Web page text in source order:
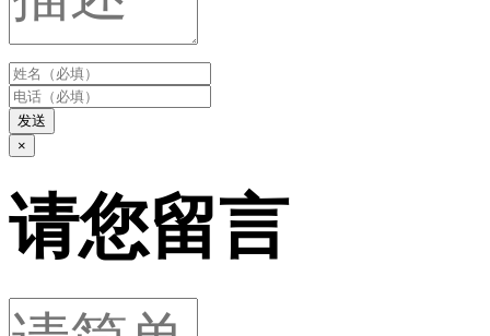
发送
×
请您留言